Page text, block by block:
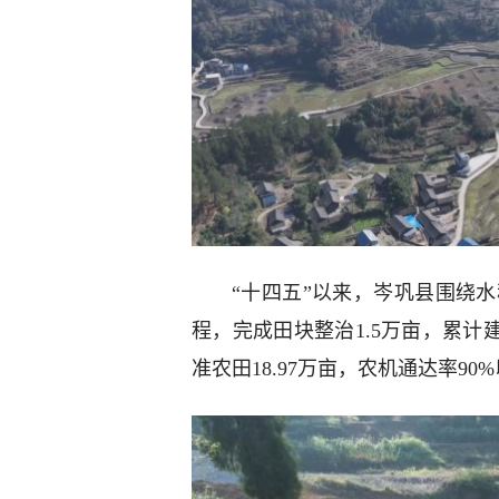
“十四五”以来，岑巩县围绕
程，完成田块整治1.5万亩，累计
准农田18.97万亩，农机通达率